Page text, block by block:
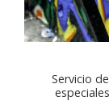
Servicio